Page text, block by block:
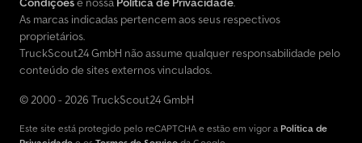
As marcas indicadas pertencem aos seus respectivos
proprietários.
TruckScout24 GmbH não assume qualquer responsabilidade pelo
conteúdo de sites externos vinculados.
© 2000 - 2026 TruckScout24 GmbH
Este site está protegido pelo reCAPTCHA e estão em vigor a Política de